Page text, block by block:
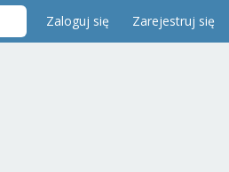
Zaloguj się Zarejestruj się